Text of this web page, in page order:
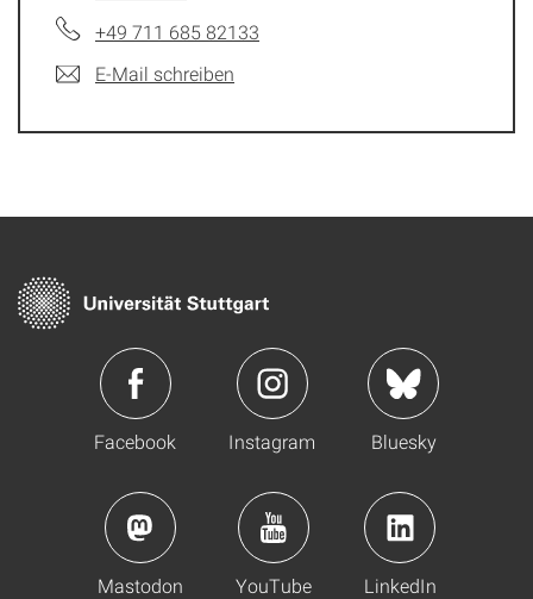
+49 711 685 82133
E-Mail schreiben
Facebook Instagram Bluesky
Mastodon YouTube LinkedIn